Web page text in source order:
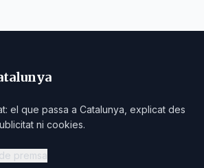
el que passa a Catalunya, explicat des
ni cookies.
premsa